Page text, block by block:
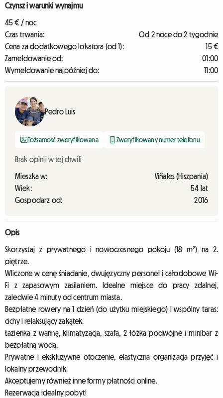
Czynsz i warunki wynajmu
45 € / noc
Czas trwania:
Od 2 noce do 2 tygodnie
Cena za dodatkowego lokatora (od 1):
15 €
Zameldowanie od:
01:00
Wymeldowanie najpóźniej do:
11:00
Pedro Luis
Tożsamość zweryfikowana Zweryfikowany numer telefonu
Brak opinii w tej chwili
Mieszka w:
Viñales (Hiszpania)
Wiek:
54 lat
Gospodarz od:
2016
Opis
Skorzystaj z prywatnego i nowoczesnego pokoju (18 m²) na 2.
piętrze.
Wliczone w cenę śniadanie, dwujęzyczny personel i całodobowe Wi-
Fi z zapasowym zasilaniem. Idealne miejsce do pracy zdalnej,
zaledwie 4 minuty od centrum miasta.
Bezpłatne rowery na 1 dzień (do użytku miejskiego) i wspólny taras:
cichy i relaksujący zakątek.
Łazienka z wanną, klimatyzacja, szafa, 2 łóżka podwójne i minibar z
bezpłatną wodą.
Prywatne i ekskluzywne otoczenie, elastyczna organizacja przyjęć i
lokalny przewodnik.
Akceptujemy również inne formy płatności online.
Rezerwacja idealny pobyt!